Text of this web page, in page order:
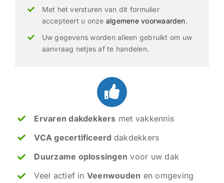
Met het versturen van dit formulier
accepteert u onze algemene voorwaarden.
Uw gegevens worden alleen gebruikt om uw
aanvraag netjes af te handelen.
Ervaren dakdekkers met vakkennis
VCA gecertificeerd dakdekkers
Duurzame oplossingen voor uw dak
Veel actief in Veenwouden en omgeving